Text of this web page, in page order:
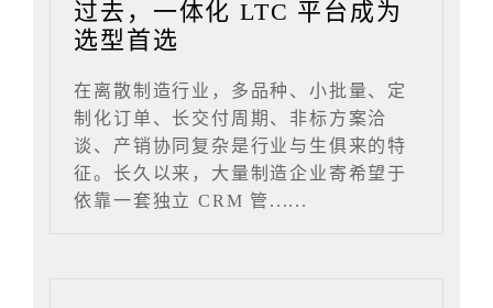
过去，一体化 LTC 平台成为
选型首选
在离散制造行业，多品种、小批量、定
制化订单、长交付周期、非标方案洽
谈、产销协同复杂是行业与生俱来的特
征。长久以来，大量制造企业寄希望于
依靠一套独立 CRM 管......